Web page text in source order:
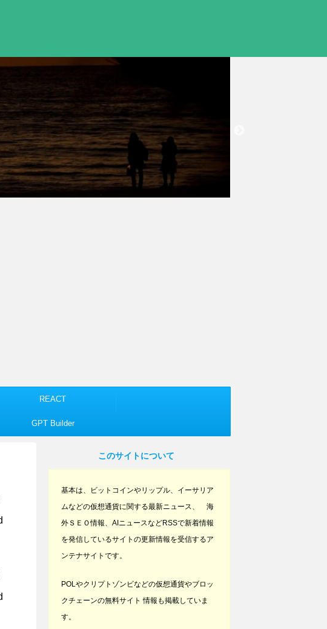
REACT
GPT Builder
このサイトについて
基本は、ビットコインやリップル、イーサリア
ムなどの仮想通貨に関する最新ニュース、 海
外ＳＥＯ情報、AIニュースなどRSSで新着情報
を発信しているサイトの更新情報を受信するア
ンテナサイトです。
POLやクリプトゾンビなどの仮想通貨やブロッ
クチェーンの無料サイト 情報も掲載していま
す。